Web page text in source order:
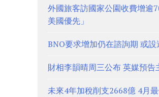
外國旅客訪國家公園收費增逾
美國優先」
BNO要求增加仍在諮詢期 或設
財相李韻晴周三公布 英媒預告
未來4年加稅削支2668億 4月